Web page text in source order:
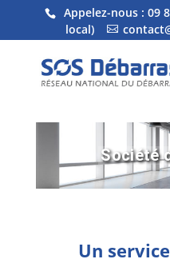
Appelez-nous : 09
local)
Société
Un